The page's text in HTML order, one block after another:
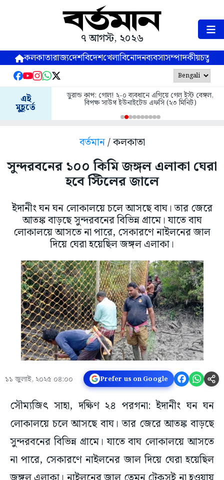
৭ আগস্ট, ২০২৬
কলকাতারাজ্যদেশবিদেশখেলাবিনোদনব্যবসাসম্পাদকীয়
এই
মুহূর্তে
ডুরান্ড কাপ: গোল! ২-০ ব্যবধানে এগিয়ে গেল ইস্ট বেঙ্গল,
বিপক্ষ সাউথ ইউনাইটেড এফসি (২৩ মিনিট)
বর্তমান/ কলকাতা
সুন্দরবনের ১০০ কিমি জঙ্গল এলাকা ঘেরা
হবে স্টিলের জালে
ইদানীং ঘন ঘন লোকালয়ে চলে আসছে বাঘ। তার জেরে
আতঙ্ক বাড়ছে সুন্দরবনের বিভিন্ন গ্রামে। যাতে বাঘ
লোকালয়ে আসতে না পারে, সেকারণে নাইলনের জাল
দিয়ে ঘেরা হয়েছিল জঙ্গল এলাকা।
১১ জুলাই, ২০২৫ ০৪:০০ Prefer us on Google
সৌম্যজিৎ সাহা, দক্ষিণ ২৪ পরগনা: ইদানীং ঘন ঘন
লোকালয়ে চলে আসছে বাঘ। তার জেরে আতঙ্ক বাড়ছে
সুন্দরবনের বিভিন্ন গ্রামে। যাতে বাঘ লোকালয়ে আসতে
না পারে, সেকারণে নাইলনের জাল দিয়ে ঘেরা হয়েছিল